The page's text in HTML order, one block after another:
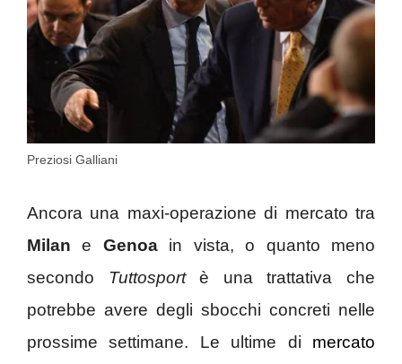
Preziosi Galliani
Ancora una maxi-operazione di mercato tra
Milan e Genoain vista, o quanto meno
secondo Tuttosportè una trattativa che
potrebbe avere degli sbocchi concreti nelle
prossime settimane. Le ultime di mercato